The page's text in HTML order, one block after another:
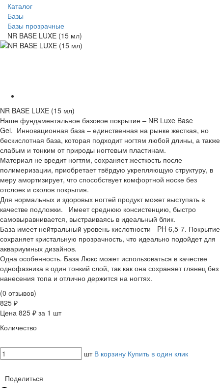
Каталог
Базы
Базы прозрачные
NR BASE LUXE (15 мл)
NR BASE LUXE (15 мл)
Наше фундаментальное базовое покрытие – NR Luxe Base
Gel. Инновационная база – единственная на рынке жесткая, но
бескислотная база, которая подходит ногтям любой длины, а также
слабым и тонким от природы ногтевым пластинам.
Материал не вредит ногтям, сохраняет жесткость после
полимеризации, приобретает твёрдую укрепляющую структуру, в
меру амортизирует, что способствует комфортной носке без
отслоек и сколов покрытия.
Для нормальных и здоровых ногтей продукт может выступать в
качестве подложки. Имеет среднюю консистенцию, быстро
самовыравнивается, выстраиваясь в идеальный блик.
База имеет нейтральный уровень кислотности - PH 6,5-7. Покрытие
сохраняет кристальную прозрачность, что идеально подойдет для
аквариумных дизайнов.
Одна особенность. База Люкс может использоваться в качестве
однофазника в один тонкий слой, так как она сохраняет глянец без
нанесения топа и отлично держится на ногтях.
(0 отзывов)
825 ₽
Цена 825 ₽ за 1 шт
Количество
шт В корзину Купить в один клик
Поделиться